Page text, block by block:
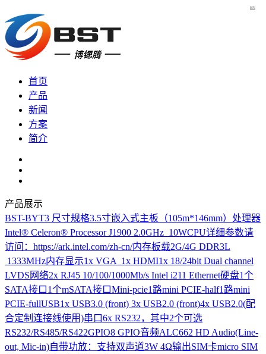
EN
首页
产品
新闻
方案
简介
产品展示
BST-BYT3 尺寸规格3.5寸嵌入式主板（105m*146mm）处理器
Intel® Celeron® Processor J1900 2.0GHz 10WCPU详细参数请
访问：https://ark.intel.com/zh-cn/内存板载2G/4G DDR3L
1333MHz内存显示1x VGA 1x HDMI1x 18/24bit Dual channel
LVDS网络2x RJ45 10/100/1000Mb/s Intel i211 Ethernet硬盘1个
SATA接口1个mSATA接口Mini-pcie1路mini PCIE-half1路mini
PCIE-fullUSB1x USB3.0 (front) 3x USB2.0 (front)4x USB2.0(配
合定制连接线使用)串口6x RS232，其中2个可选
RS232/RS485/RS422GPIO8 GPIO音频ALC662 HD Audio(Line-
out, Mic-in)自带功放：支持双声道3W 4Ω输出SIM卡micro SIM